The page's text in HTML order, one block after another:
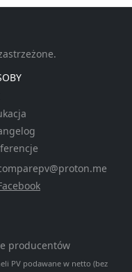
producentów
PV podawane w netto (bez